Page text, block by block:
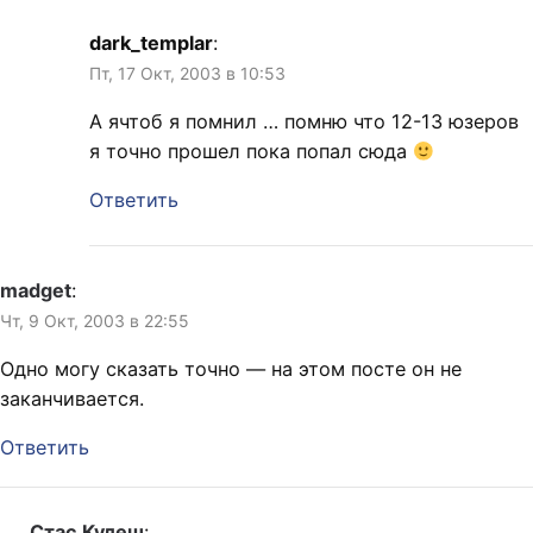
dark_templar:
Пт, 17 Окт, 2003 в 10:53
А ячтоб я помнил … помню что 12-13 юзеров
я точно прошел пока попал сюда
Ответить
madget:
Чт, 9 Окт, 2003 в 22:55
Одно могу сказать точно — на этом посте он не
заканчивается.
Ответить